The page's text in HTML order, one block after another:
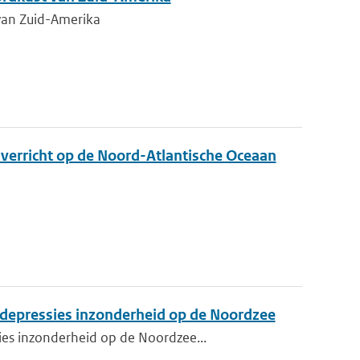
Zuid-Amerika
op de Noord-Atlantische Oceaan
inzonderheid op de Noordzee
inzonderheid op de Noordzee...